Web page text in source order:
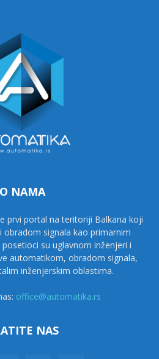
O NAMA
prvi portal na teritoriji Balkana koji
obradom signala kao primarnim
su uglavnom inženjeri i
automatikom, obradom signala,
inženjerskim oblastima.
office@automatika.rs
NAS